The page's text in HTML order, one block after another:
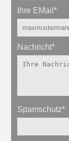
Ihre EMail*
Nachricht*
Spamschutz*